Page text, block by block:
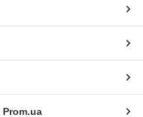
Prom.ua